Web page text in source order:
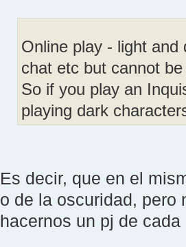
Online play - light
chat etc but cannot
So if you play an
playing dark
Es decir, que en el
o de la oscuridad, pero
hacernos un pj de